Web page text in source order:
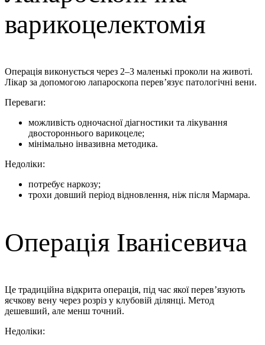
варикоцелектомія
Операція виконується через 2–3 маленькі проколи на животі.
Лікар за допомогою лапароскопа перев’язує патологічні вени.
Переваги:
можливість одночасної діагностики та лікування
двостороннього варикоцеле;
мінімально інвазивна методика.
Недоліки:
потребує наркозу;
трохи довший період відновлення, ніж після Мармара.
Операція Іванісевича
Це традиційна відкрита операція, під час якої перев’язують
яєчкову вену через розріз у клубовій ділянці. Метод
дешевший, але менш точний.
Недоліки: